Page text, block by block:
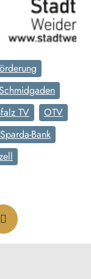
TV
OTV
Sparda-Bank